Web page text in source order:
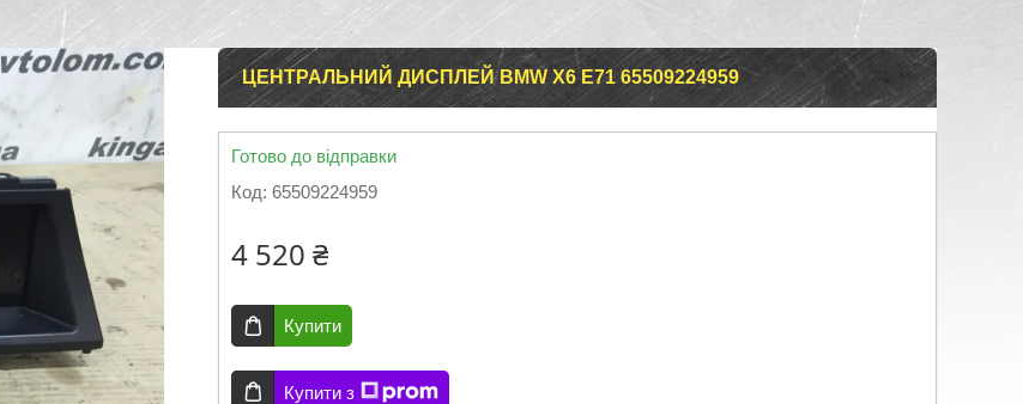
ЦЕНТРАЛЬНИЙ ДИСПЛЕЙ BMW X6 E71 65509224959
Готово до відправки
Код: 65509224959
4 520 ₴
Купити
Купити з